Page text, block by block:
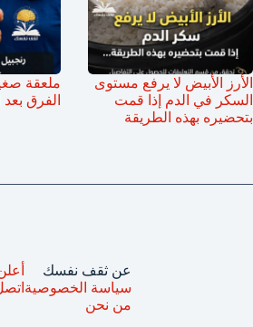
الأرز الأبيض لا يرفع مستوى
السكر في الدم إذا قمت
بتحضيره بهذه الطريقة
ملعقة
الفرق
عن ثقف نفسك
سياسة الخصوصية
من نحن